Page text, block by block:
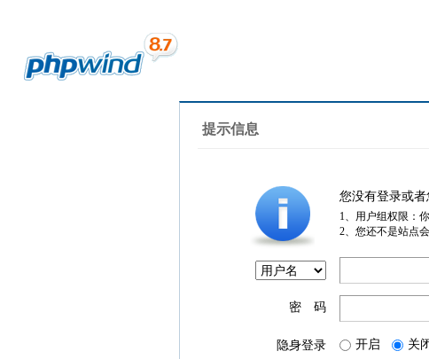
提示信息
您没有登录或
1、用户组权限：
2、您还不是站点
密 码
隐身登录 开启 关